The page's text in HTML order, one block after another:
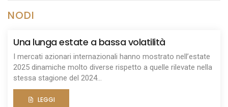
NODI
Una lunga estate a bassa volatilità
I mercati azionari internazionali hanno mostrato nell’estate
2025 dinamiche molto diverse rispetto a quelle rilevate nella
stessa stagione del 2024...
LEGGI